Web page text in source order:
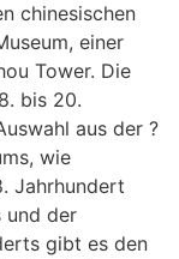
chinesischen
einer
Tower. Die
bis 20.
aus der ?
wie
Jahrhundert
und der
gibt es den